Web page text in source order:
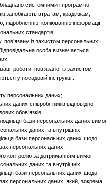
системними і програмно-
запобігають втратам, крадіжкам,
копіюванню інформації
стандартів.
пов’язану із захистом персональних
особа визначається
роботи, пов’язаної із захистом
у посадовій інструкції.
персональних даних;
даних співробітників відповідно
обов’язків;
бази персональних даних вимог
даних та внутрішніх
бази персональних даних щодо
персональних даних;
контролю за дотриманням вимог
даних та внутрішніх
бази персональних даних щодо
персональних даних, який, зокрема,